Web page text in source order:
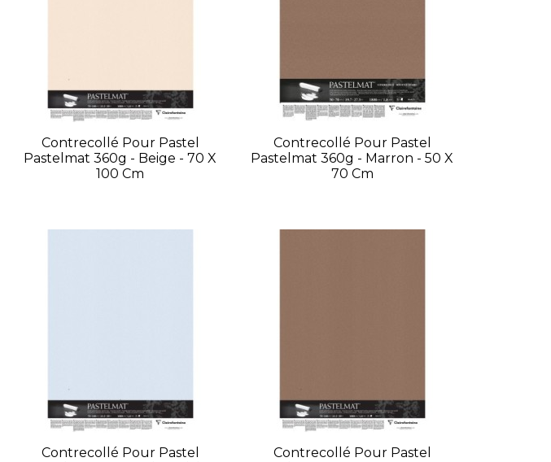
Contrecollé Pour Pastel
Pastelmat 360g - Beige - 70 X
100 Cm
Contrecollé Pour Pastel
Pastelmat 360g - Marron - 50 X
70 Cm
Contrecollé Pour Pastel
Contrecollé Pour Pastel